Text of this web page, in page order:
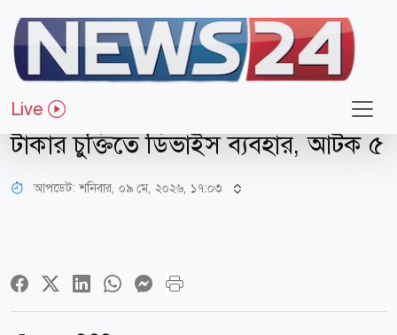
Live
সারাদেশ
শেরপুর
কনস্টেবল নিয়োগ পরীক্ষায় ১৮ লাখ
টাকার চুক্তিতে ডিভাইস ব্যবহার, আটক ৫
আপডেট: শনিবার, ০৯ মে, ২০২৬, ১৭:০৩